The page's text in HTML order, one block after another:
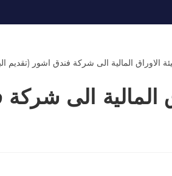
المالية الى